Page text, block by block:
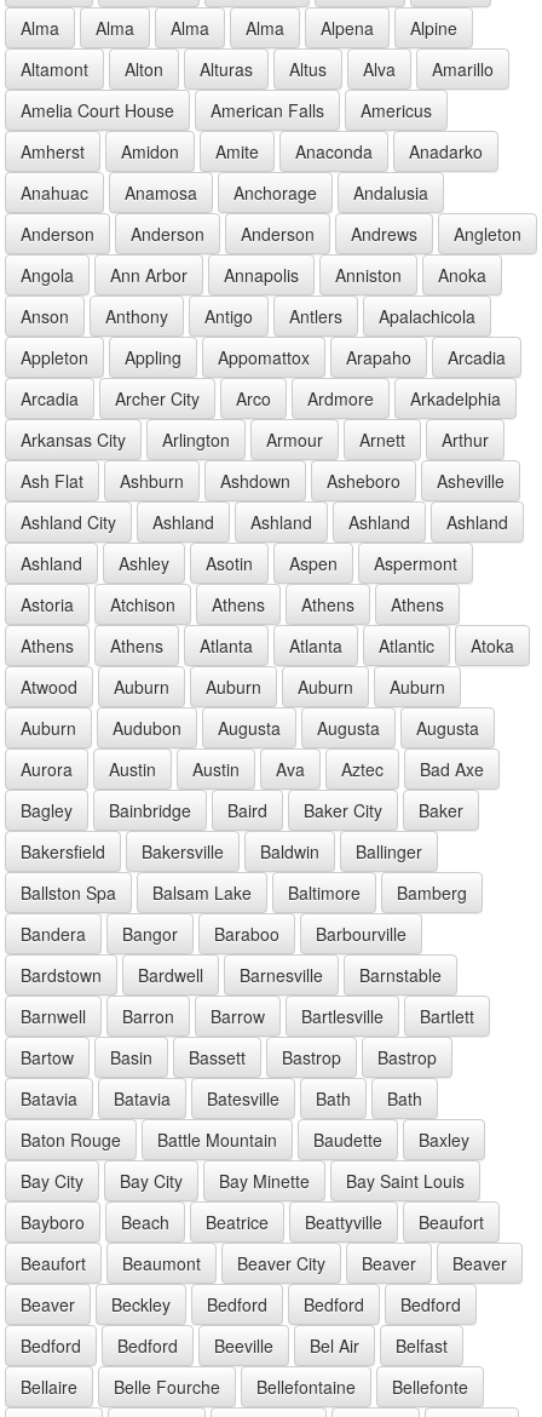
Alma
Alma Alma Alma Alpena
Alpine
Altamont
Alton Alturas Altus Alva
Amarillo
Amelia Court House
American Falls
Americus
Amherst
Amidon Amite Anaconda
Anadarko
Anahuac
Anamosa Anchorage
Andalusia
Anderson
Anderson Anderson Andrews
Angleton
Angola
Ann Arbor Annapolis Anniston
Anoka
Anson
Anthony Antigo Antlers
Apalachicola
Appleton
Appling Appomattox Arapaho
Arcadia
Arcadia
Archer City Arco Ardmore
Arkadelphia
Arkansas City
Arlington Armour Arnett
Arthur
Ash Flat
Ashburn Ashdown Asheboro
Asheville
Ashland City
Ashland Ashland Ashland
Ashland
Ashland
Ashley Asotin Aspen
Aspermont
Astoria
Atchison Athens Athens
Athens
Athens
Athens Atlanta Atlanta Atlantic
Atoka
Atwood
Auburn Auburn Auburn
Auburn
Auburn
Audubon Augusta Augusta
Augusta
Aurora
Austin Austin Ava Aztec
Bad Axe
Bagley
Bainbridge Baird Baker City
Baker
Bakersfield
Bakersville Baldwin
Ballinger
Ballston Spa
Balsam Lake Baltimore
Bamberg
Bandera
Bangor Baraboo
Barbourville
Bardstown
Bardwell Barnesville
Barnstable
Barnwell
Barron Barrow Bartlesville
Bartlett
Bartow
Basin Bassett Bastrop
Bastrop
Batavia
Batavia Batesville Bath
Bath
Baton Rouge
Battle Mountain Baudette
Baxley
Bay City
Bay City Bay Minette
Bay Saint Louis
Bayboro
Beach Beatrice Beattyville
Beaufort
Beaufort
Beaumont Beaver City Beaver
Beaver
Beaver
Beckley Bedford Bedford
Bedford
Bedford
Bedford Beeville Bel Air
Belfast
Bellaire
Belle Fourche Bellefontaine
Bellefonte